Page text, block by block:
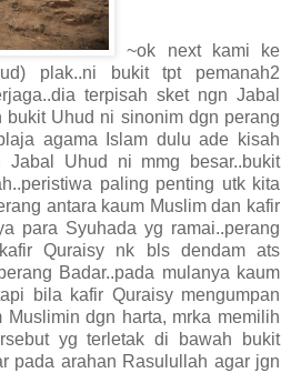
~ok next kami ke
plak..ni bukit tpt pemanah2
terpisah sket ngn Jabal
bukit Uhud ni sinonim dgn perang
agama Islam dulu ade kisah
Jabal Uhud ni mmg besar..bukit
paling penting utk kita
antara kaum Muslim dan kafir
para Syuhada yg ramai..perang
Quraisy nk bls dendam ats
Badar..pada mulanya kaum
bila kafir Quraisy mengumpan
Muslimin dgn harta, mrka memilih
yg terletak di bawah bukit
pada arahan Rasulullah agar jgn